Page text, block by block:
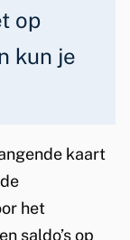
op
kun je
kaart
het
saldo’s op